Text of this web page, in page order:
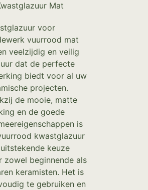
Mat
voor
vuurrood mat
veelzijdig en veilig
dat de perfecte
biedt voor al uw
projecten.
de mooie, matte
en de goede
is
kwastglazuur
keuze
zowel beginnende als
keramisten. Het is
te gebruiken en